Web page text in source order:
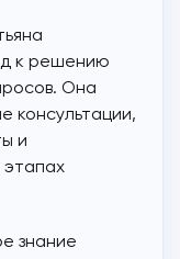
к решению
Она
консультации,
и
этапах
знание